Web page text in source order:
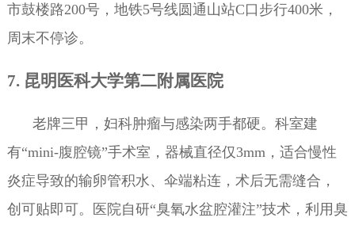
市鼓楼路200号，地铁5号线圆通山站C口步行400米，
周末不停诊。
7. 昆明医科大学第二附属医院
老牌三甲，妇科肿瘤与感染两手都硬。科室建
有“mini-腹腔镜”手术室，器械直径仅3mm，适合慢性
炎症导致的输卵管积水、伞端粘连，术后无需缝合，
创可贴即可。医院自研“臭氧水盆腔灌注”技术，利用臭